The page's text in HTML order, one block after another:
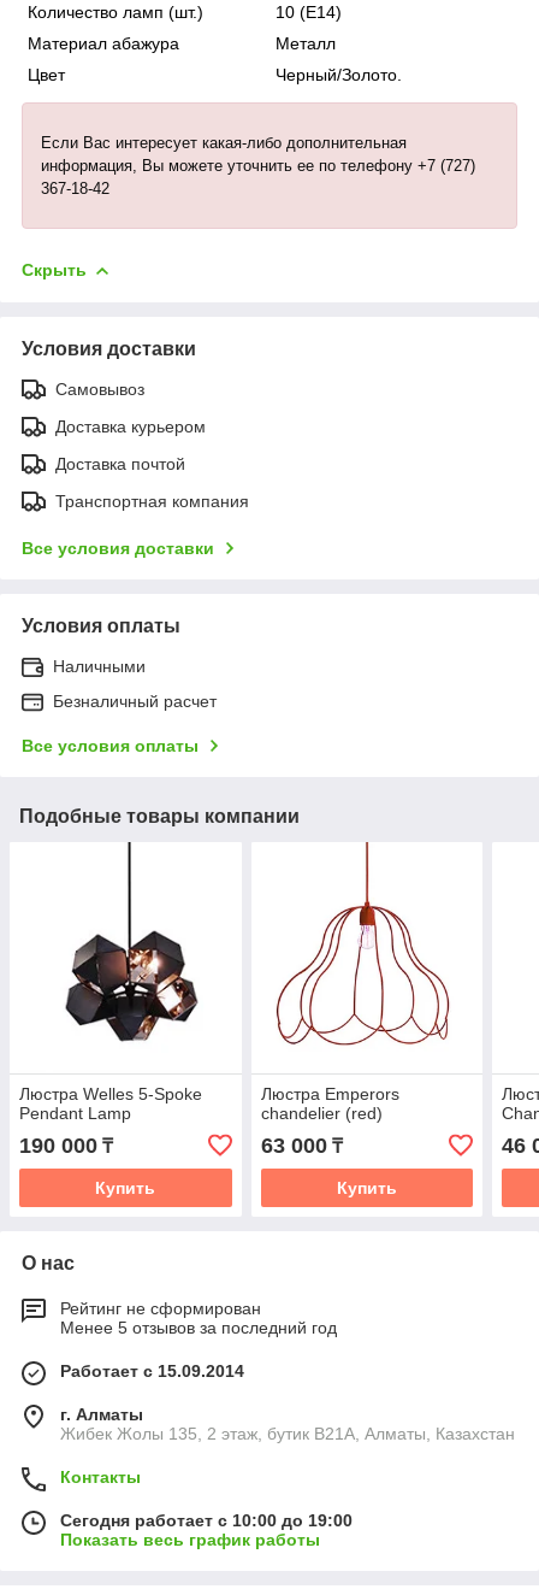
Количество ламп (шт.)
10 (Е14)
Материал абажура
Металл
Цвет
Черный/Золото.
Если Вас интересует какая-либо дополнительная
информация, Вы можете уточнить ее по телефону +7 (727)
367-18-42
Скрыть
Условия доставки
Самовывоз
Доставка курьером
Доставка почтой
Транспортная компания
Все условия доставки
Условия оплаты
Наличными
Безналичный расчет
Все условия оплаты
Подобные товары компании
Люстра Welles 5-Spoke
Pendant Lamp
190 000 ₸
Купить
Люстра Emperors
chandelier (red)
63 000₸
Купить
46
О нас
Рейтинг не сформирован
Менее 5 отзывов за последний год
Работает с 15.09.2014
г. Алматы
Жибек Жолы 135, 2 этаж, бутик B21A, Алматы, Казахстан
Контакты
Сегодня работает с 10:00 до 19:00
Показать весь график работы